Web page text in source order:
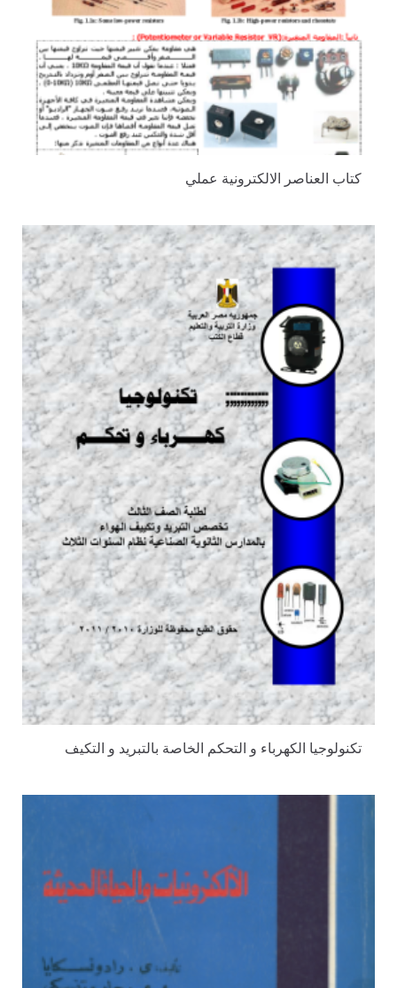
كتاب العناصر الالكترونية عملي
تكنولوجيا الكهرباء و التحكم الخاصة بالتبريد و التكيف